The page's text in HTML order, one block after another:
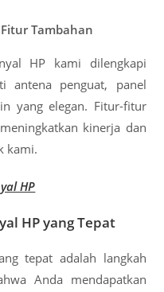
Tambahan
HP kami dilengkapi
antena penguat, panel
yang elegan. Fitur-fitur
kinerja dan
kami.
HP
HP yang Tepat
tepat adalah langkah
Anda mendapatkan